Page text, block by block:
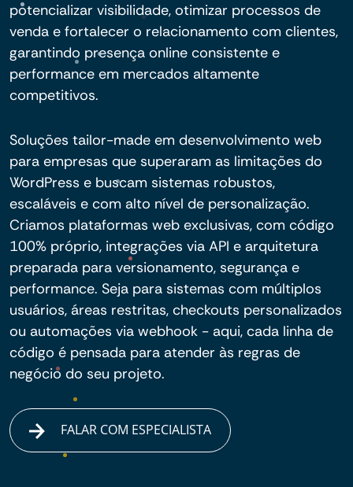
potencializar visibilidade, otimizar processos de
venda e fortalecer o relacionamento com clientes,
garantindo presença online consistente e
performance em mercados altamente
competitivos.
Soluções tailor-made em desenvolvimento web
para empresas que superaram as limitações do
WordPress e buscam sistemas robustos,
escaláveis e com alto nível de personalização.
Criamos plataformas web exclusivas, com código
100% próprio, integrações via API e arquitetura
preparada para versionamento, segurança e
performance. Seja para sistemas com múltiplos
usuários, áreas restritas, checkouts personalizados
ou automações via webhook - aqui, cada linha de
código é pensada para atender às regras de
negócio do seu projeto.
FALAR COM ESPECIALISTA